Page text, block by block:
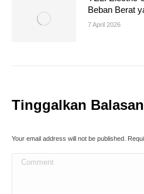
Beban Berat
7 April 2026
Tinggalkan Balasan
Your email address will not be published.
Comment